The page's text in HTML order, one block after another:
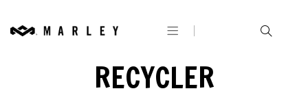
RECYCLER